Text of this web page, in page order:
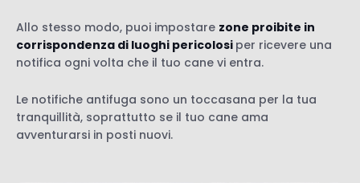
Allo stesso modo, puoi impostare zone proibite in
corrispondenza di luoghi pericolosi per ricevere una
notifica ogni volta che il tuo cane vi entra.
Le notifiche antifuga sono un toccasana per la tua
tranquillità, soprattutto se il tuo cane ama
avventurarsi in posti nuovi.